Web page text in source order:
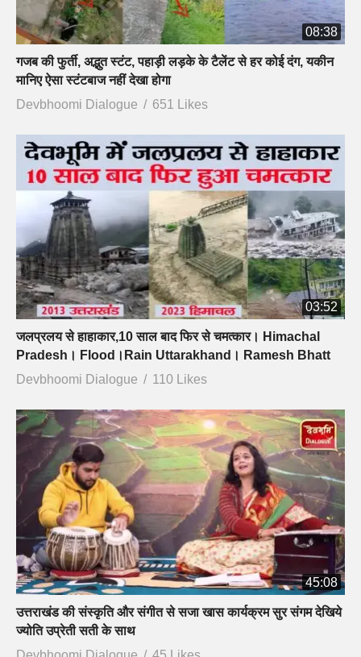
08:38
गजब की फुर्ती, अद्भुत स्टंट, पहाड़ी लड़के के टैलेंट से हर कोई दंग, यकीन
मानिए ऐसा स्टंटबाज नहीं देखा होगा
Devbhoomi Dialogue
651 Likes
03:52
जलप्रलय से हाहाकार,10 साल बाद फिर से चमत्कार। Himachal
Pradesh। Flood।Rain Uttarakhand। Ramesh Bhatt
Devbhoomi Dialogue
110 Likes
45:08
उत्तराखंड की संस्कृति और संगीत से सजा खास कार्यक्रम सुर संगम देखिये
ज्योति उप्रेती सती के साथ